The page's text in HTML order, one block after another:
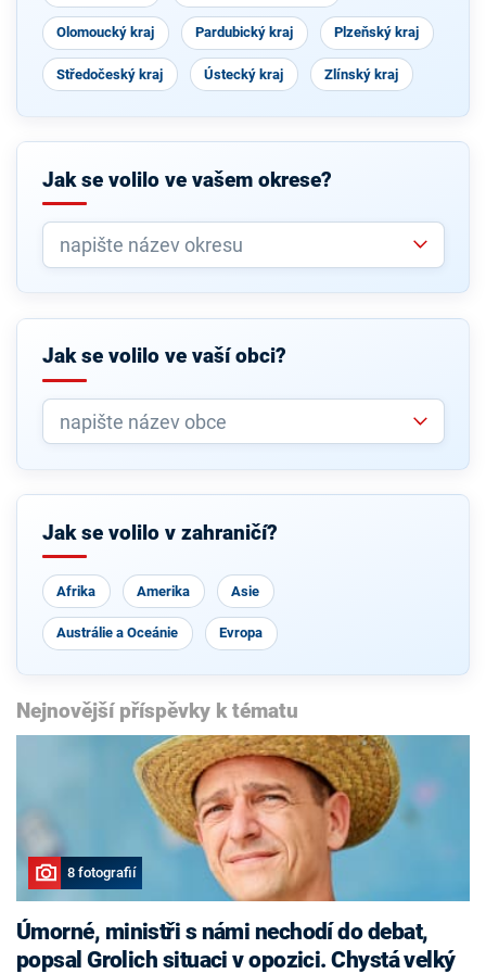
Olomoucký kraj Pardubický kraj Plzeňský kraj
Středočeský kraj Ústecký kraj Zlínský kraj
Jak se volilo ve vašem okrese?
Jak se volilo ve vaší obci?
Jak se volilo v zahraničí?
Afrika Amerika Asie
Austrálie a Oceánie Evropa
Nejnovější příspěvky k tématu
8 fotografií
Úmorné, ministři s námi nechodí do debat,
popsal Grolich situaci v opozici. Chystá velký